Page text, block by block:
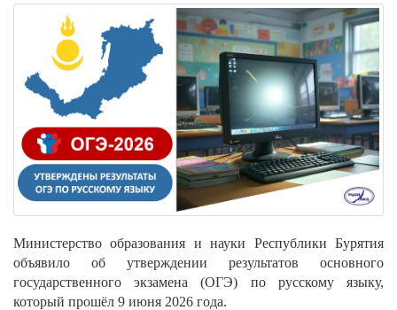
Министерство образования и науки Республики Бурятия
объявило об утверждении результатов основного
государственного экзамена (ОГЭ) по русскому языку,
который прошёл 9 июня 2026 года.